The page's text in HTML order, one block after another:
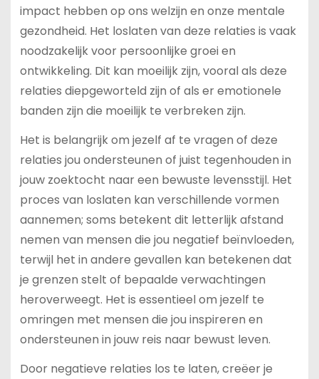
impact hebben op ons welzijn en onze mentale
gezondheid. Het loslaten van deze relaties is vaak
noodzakelijk voor persoonlijke groei en
ontwikkeling. Dit kan moeilijk zijn, vooral als deze
relaties diepgeworteld zijn of als er emotionele
banden zijn die moeilijk te verbreken zijn.
Het is belangrijk om jezelf af te vragen of deze
relaties jou ondersteunen of juist tegenhouden in
jouw zoektocht naar een bewuste levensstijl. Het
proces van loslaten kan verschillende vormen
aannemen; soms betekent dit letterlijk afstand
nemen van mensen die jou negatief beïnvloeden,
terwijl het in andere gevallen kan betekenen dat
je grenzen stelt of bepaalde verwachtingen
heroverweegt. Het is essentieel om jezelf te
omringen met mensen die jou inspireren en
ondersteunen in jouw reis naar bewust leven.
Door negatieve relaties los te laten, creëer je